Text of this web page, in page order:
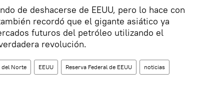
de deshacerse de EEUU, pero lo hace con
recordó que el gigante asiático ya
futuros del petróleo utilizando el
revolución.
del Norte EEUU Reserva Federal de EEUU noticias